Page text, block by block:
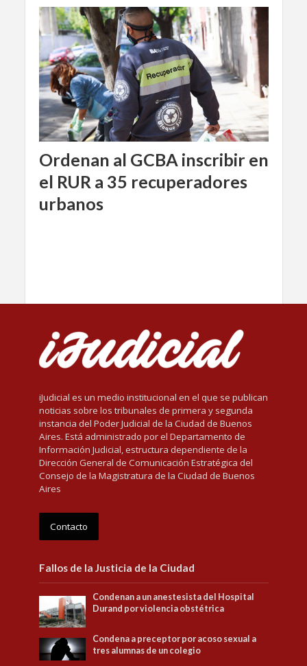
Ordenan al GCBA inscribir en
el RUR a 35 recuperadores
urbanos
iJudicial es un medio institucional en el que se publican
noticias sobre los tribunales de primera y segunda
instancia del Poder Judicial de la Ciudad de Buenos
Aires. Está administrado por el Departamento de
Información Judicial, estructura dependiente de la
Dirección General de Comunicación Estratégica del
Consejo de la Magistratura de la Ciudad de Buenos
Aires
Contacto
Fallos de la Justicia de la Ciudad
Condenan a un anestesista del Hospital
Durand por violencia obstétrica
Condena a preceptor por acoso sexual a
tres alumnas de un colegio